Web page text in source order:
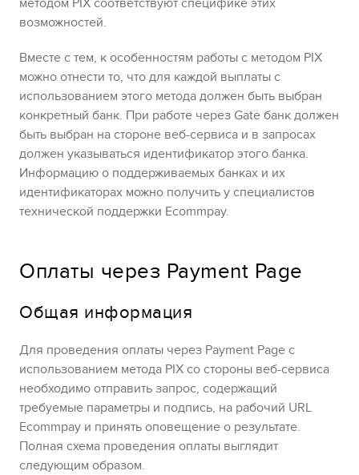
методом PIX соответствуют специфике этих
возможностей.
Вместе с тем, к особенностям работы с методом PIX
можно отнести то, что для каждой выплаты с
использованием этого метода должен быть выбран
конкретный банк. При работе через Gate банк должен
быть выбран на стороне веб-сервиса и в запросах
должен указываться идентификатор этого банка.
Информацию о поддерживаемых банках и их
идентификаторах можно получить у специалистов
технической поддержки Ecommpay.
Оплаты через Payment Page
Общая информация
Для проведения оплаты через Payment Page с
использованием метода PIX со стороны веб-сервиса
необходимо отправить запрос, содержащий
требуемые параметры и подпись, на рабочий URL
Ecommpay и принять оповещение о результате.
Полная схема проведения оплаты выглядит
следующим образом.